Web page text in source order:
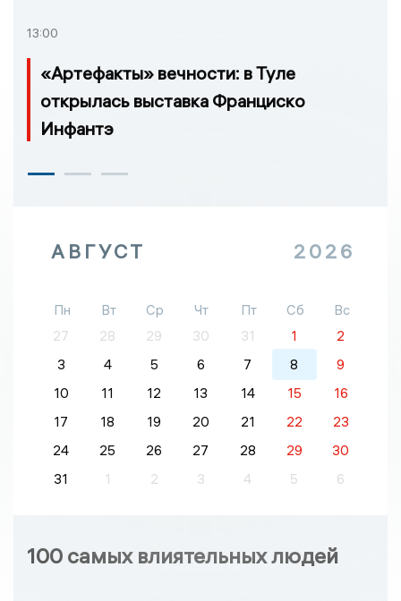
13:00
«Артефакты» вечности: в Туле
открылась выставка Франциско
Инфантэ
АВГУСТ 2026
Пн Вт Ср Чт Пт Сб
Вс
27
28 29 30 31 1
2
3
4 5 6 7 8
9
10
11 12 13 14 15
16
17
18 19 20 21 22
23
24
25 26 27 28 29
30
31
1 2 3 4 5 6
100 самых влиятельных людей